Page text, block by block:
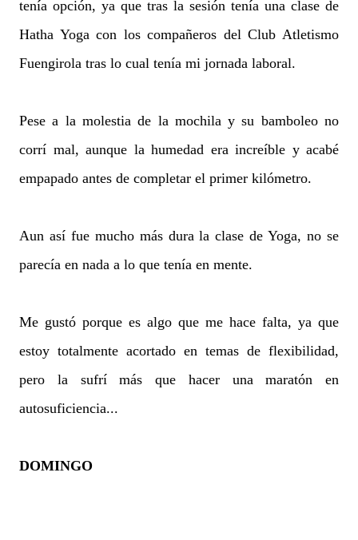
tenía opción, ya que tras la sesión tenía una clase de
Hatha Yoga con los compañeros del Club Atletismo
Fuengirola tras lo cual tenía mi jornada laboral.
Pese a la molestia de la mochila y su bamboleo no
corrí mal, aunque la humedad era increíble y acabé
empapado antes de completar el primer kilómetro.
Aun así fue mucho más dura la clase de Yoga, no se
parecía en nada a lo que tenía en mente.
Me gustó porque es algo que me hace falta, ya que
estoy totalmente acortado en temas de flexibilidad,
pero la sufrí más que hacer una maratón en
autosuficiencia...
DOMINGO